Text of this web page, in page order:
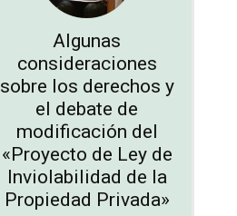
Algunas
consideraciones
sobre los derechos y
el debate de
modificación del
«Proyecto de Ley de
Inviolabilidad de la
Propiedad Privada»